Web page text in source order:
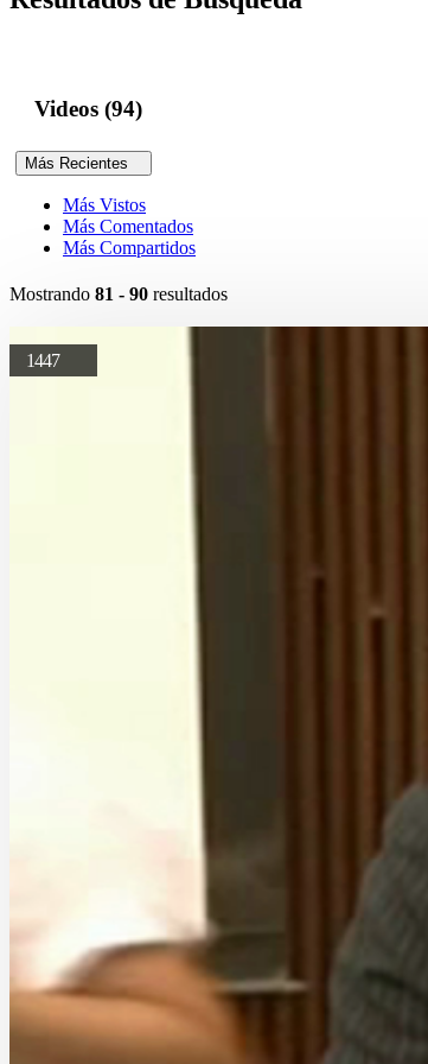
Videos (94)
Más Recientes
Más Vistos
Más Comentados
Más Compartidos
Mostrando 81 - 90 resultados
1447